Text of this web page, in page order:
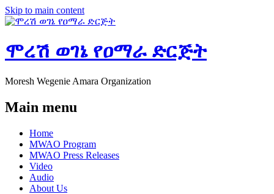
Skip to main content
ሞረሽ ወገኔ የዐማራ ድርጅት
Moresh Wegenie Amara Organization
Main menu
Home
MWAO Program
MWAO Press Releases
Video
Audio
About Us